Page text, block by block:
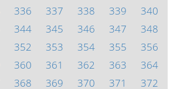
336 337 338 339
340
344 345 346 347
348
352 353 354 355
356
360 361 362 363
364
368 369 370 371 372